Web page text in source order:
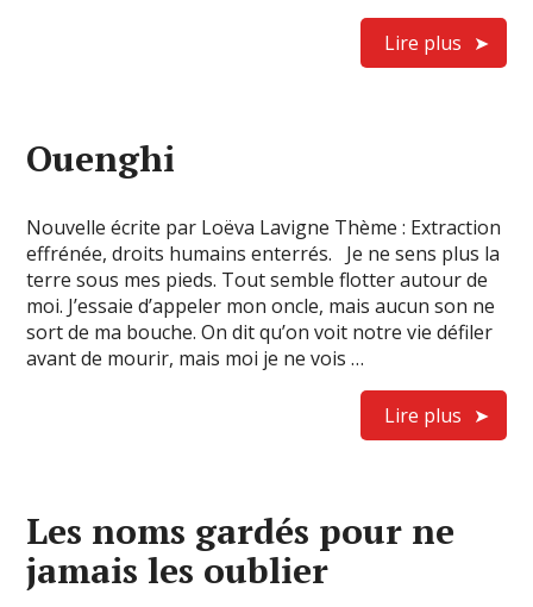
Lire plus
Ouenghi
Nouvelle écrite par Loëva Lavigne Thème : Extraction
effrénée, droits humains enterrés. Je ne sens plus la
terre sous mes pieds. Tout semble flotter autour de
moi. J’essaie d’appeler mon oncle, mais aucun son ne
sort de ma bouche. On dit qu’on voit notre vie défiler
avant de mourir, mais moi je ne vois …
Lire plus
Les noms gardés pour ne
jamais les oublier